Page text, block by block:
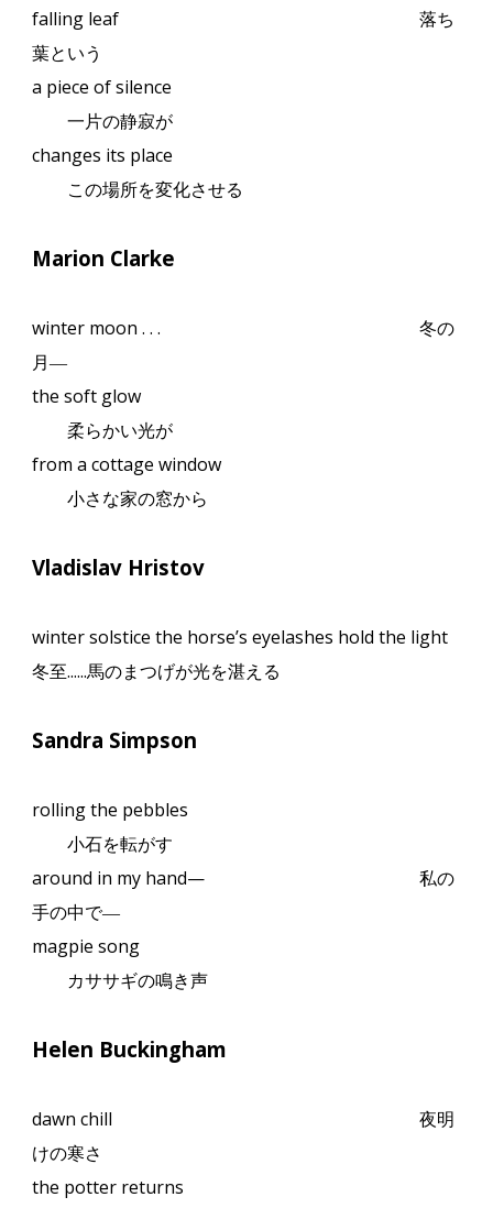
falling leaf
落ち
葉という
a piece of silence
一片の静寂が
changes its place
この場所を変化させる
Marion Clarke
winter moon . . .
冬の
月―
the soft glow
柔らかい光が
from a cottage window
小さな家の窓から
Vladislav Hristov
winter solstice the horse’s eyelashes hold the light
冬至......馬のまつげが光を湛える
Sandra Simpson
rolling the pebbles
小石を転がす
around in my hand—
私の
手の中で―
magpie song
カササギの鳴き声
Helen Buckingham
dawn chill
夜明
けの寒さ
the potter returns